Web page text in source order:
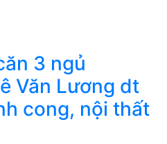
3 ngủ
Văn Lương dt
cong, nội thất